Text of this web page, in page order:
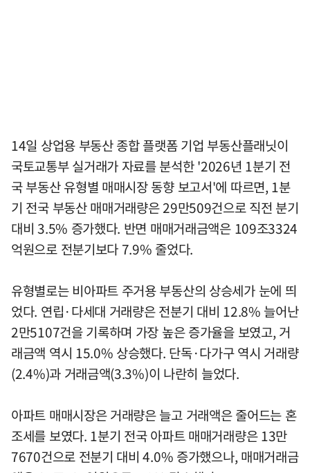
14일 상업용 부동산 종합 플랫폼 기업 부동산플래닛이
국토교통부 실거래가 자료를 분석한 '2026년 1분기 전
국 부동산 유형별 매매시장 동향 보고서'에 따르면, 1분
기 전국 부동산 매매거래량은 29만509건으로 직전 분기
대비 3.5% 증가했다. 반면 매매거래금액은 109조3324
억원으로 전분기보다 7.9% 줄었다.
유형별로는 비아파트 주거용 부동산의 상승세가 눈에 띄
었다. 연립·다세대 거래량은 전분기 대비 12.8% 늘어난
2만5107건을 기록하며 가장 높은 증가율을 보였고, 거
래금액 역시 15.0% 상승했다. 단독·다가구 역시 거래량
(2.4%)과 거래금액(3.3%)이 나란히 늘었다.
아파트 매매시장은 거래량은 늘고 거래액은 줄어드는 혼
조세를 보였다. 1분기 전국 아파트 매매거래량은 13만
7670건으로 전분기 대비 4.0% 증가했으나, 매매거래금